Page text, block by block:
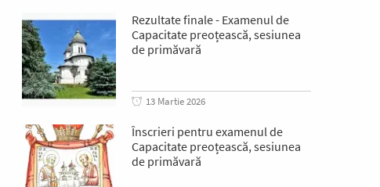
Rezultate finale - Examenul de
Capacitate preoțească, sesiunea
de primăvară
13 Martie 2026
Înscrieri pentru examenul de
Capacitate preoțească, sesiunea
de primăvară